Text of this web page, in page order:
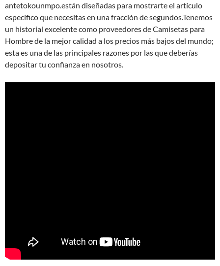
antetokounmpo.están diseñadas para mostrarte el artículo
específico que necesitas en una fracción de segundos.Tenemos
un historial excelente como proveedores de Camisetas para
Hombre de la mejor calidad a los precios más bajos del mundo;
esta es una de las principales razones por las que deberías
depositar tu confianza en nosotros.